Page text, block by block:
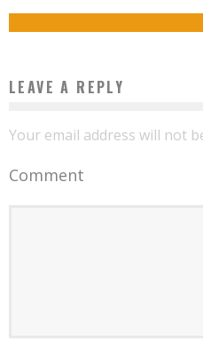
LEAVE A REPLY
Your email address will not
Comment